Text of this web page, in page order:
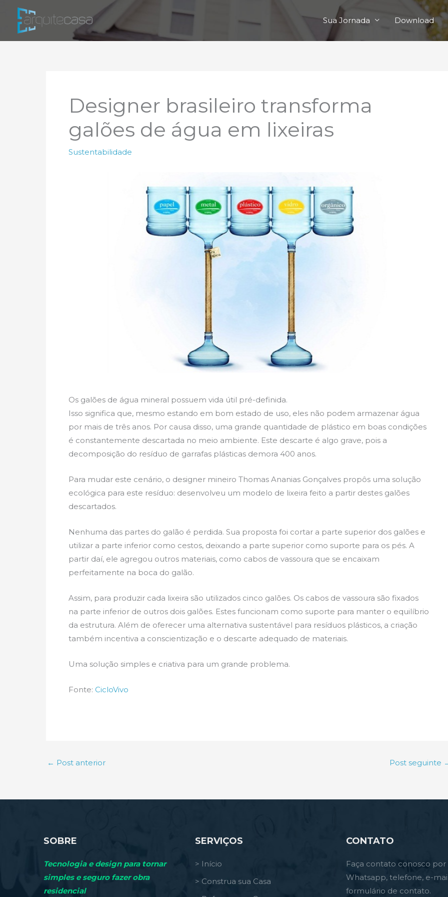
Sua Jornada Download
Designer brasileiro transforma
galões de água em lixeiras
Sustentabilidade
Os galões de água mineral possuem vida útil pré-definida.
Isso significa que, mesmo estando em bom estado de uso, eles não podem armazenar água
por mais de três anos. Por causa disso, uma grande quantidade de plástico em boas condições
é constantemente descartada no meio ambiente. Este descarte é algo grave, pois a
decomposição do resíduo de garrafas plásticas demora 400 anos.
Para mudar este cenário, o designer mineiro Thomas Ananias Gonçalves propôs uma solução
ecológica para este resíduo: desenvolveu um modelo de lixeira feito a partir destes galões
descartados.
Nenhuma das partes do galão é perdida. Sua proposta foi cortar a parte superior dos galões e
utilizar a parte inferior como cestos, deixando a parte superior como suporte para os pés. A
partir daí, ele agregou outros materiais, como cabos de vassoura que se encaixam
perfeitamente na boca do galão.
Assim, para produzir cada lixeira são utilizados cinco galões. Os cabos de vassoura são fixados
na parte inferior de outros dois galões. Estes funcionam como suporte para manter o equilíbrio
da estrutura. Além de oferecer uma alternativa sustentável para resíduos plásticos, a criação
também incentiva a conscientização e o descarte adequado de materiais.
Uma solução simples e criativa para um grande problema.
Fonte: CicloVivo
← Post anterior Post seguinte
SOBRE
Tecnologia e design para tornar
simples e seguro fazer obra
residencial
SERVIÇOS
> Início
> Construa sua Casa
CONTATO
Faça contato conosco por
Whatsapp, telefone, e-
formulário de contato.